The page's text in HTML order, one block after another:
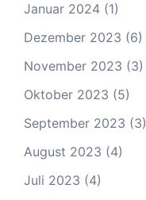
Januar 2024 (1)
Dezember 2023 (6)
November 2023 (3)
Oktober 2023 (5)
September 2023 (3)
August 2023 (4)
Juli 2023 (4)